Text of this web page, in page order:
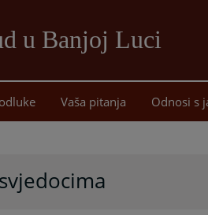
u Banjoj Luci
Vaša pitanja Odnosi s